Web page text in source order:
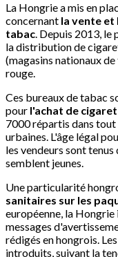
La Hongrie a mis en
concernant la vente et
tabac. Depuis 2013, le
la distribution de
(magasins nationaux
rouge.
Ces bureaux de tabac
pour l'achat de
7000 répartis dans tout
urbaines. L'âge légal
les vendeurs sont
semblent jeunes.
Une particularité
sanitaires sur les
européenne, la Hongrie
messages
rédigés en hongrois.
introduits, suivant la